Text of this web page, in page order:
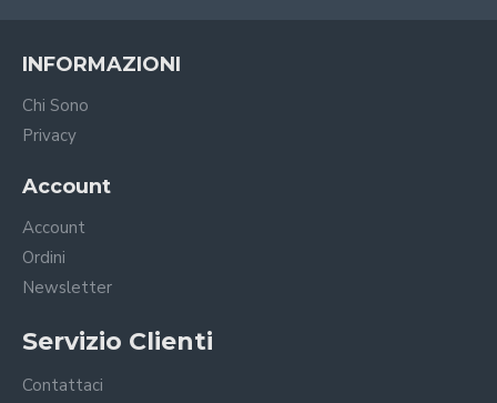
INFORMAZIONI
Chi Sono
Privacy
Account
Account
Ordini
Newsletter
Servizio Clienti
Contattaci